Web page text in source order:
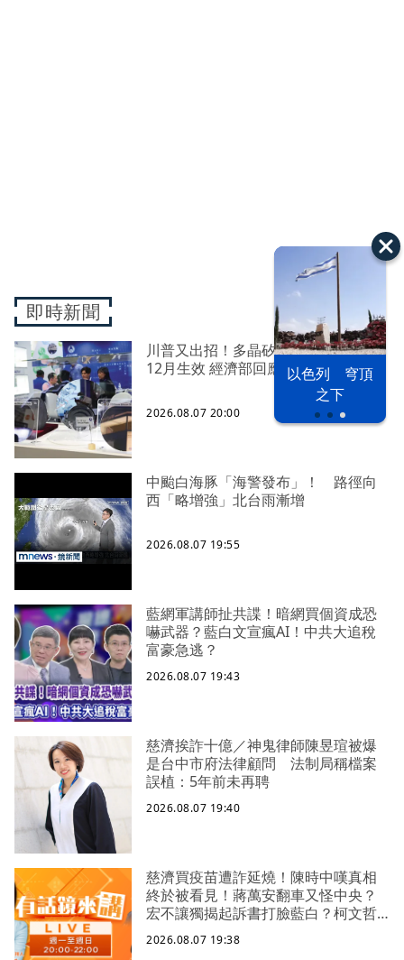
漢光42演習
以色列 穹頂
之下
即時新聞
川普又出招！多晶矽產品課15%關稅
12月生效 經濟部回應了
2026.08.07 20:00
中颱白海豚「海警發布」！ 路徑向
西「略增強」北台雨漸增
2026.08.07 19:55
藍網軍講師扯共諜！暗網買個資成恐
嚇武器？藍白文宣瘋AI！中共大追稅
富豪急逃？
2026.08.07 19:43
慈濟挨詐十億／神鬼律師陳昱瑄被爆
是台中市府法律顧問 法制局稱檔案
誤植：5年前未再聘
2026.08.07 19:40
慈濟買疫苗遭詐延燒！陳時中嘆真相
終於被看見！蔣萬安翻車又怪中央？
宏不讓獨揭起訴書打臉藍白？柯文哲
生日嚇一大跳忘記腳傷？虐童案再
爆！北市府突襲稽查變套招？
2026.08.07 19:38